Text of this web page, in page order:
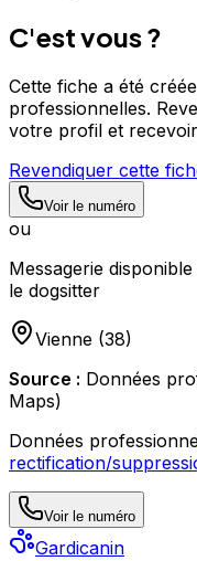
C'est vous ?
Cette fiche a été
professionnelles.
votre profil et
Revendiquer cette
Voir le numéro
ou
Messagerie
le dogsitter
Vienne (38)
Source : Données
Maps)
Données
rectification/
Voir le numéro
Gardicanin